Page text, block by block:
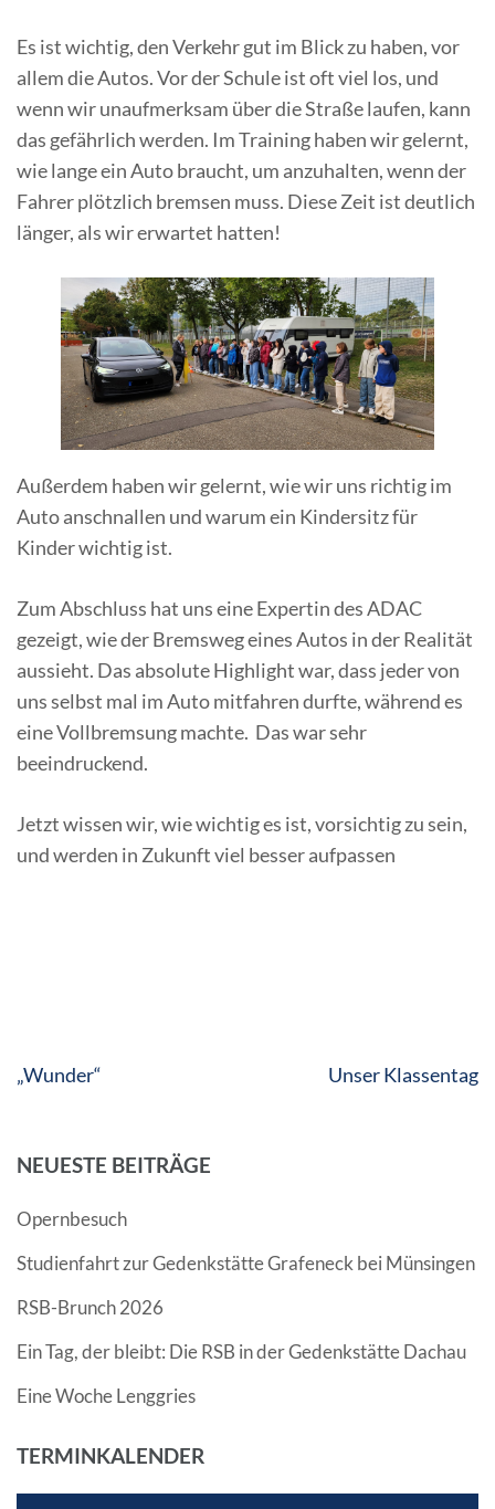
Es ist wichtig, den Verkehr gut im Blick zu haben, vor
allem die Autos. Vor der Schule ist oft viel los, und
wenn wir unaufmerksam über die Straße laufen, kann
das gefährlich werden. Im Training haben wir gelernt,
wie lange ein Auto braucht, um anzuhalten, wenn der
Fahrer plötzlich bremsen muss. Diese Zeit ist deutlich
länger, als wir erwartet hatten!
Außerdem haben wir gelernt, wie wir uns richtig im
Auto anschnallen und warum ein Kindersitz für
Kinder wichtig ist.
Zum Abschluss hat uns eine Expertin des ADAC
gezeigt, wie der Bremsweg eines Autos in der Realität
aussieht. Das absolute Highlight war, dass jeder von
uns selbst mal im Auto mitfahren durfte, während es
eine Vollbremsung machte. Das war sehr
beeindruckend.
Jetzt wissen wir, wie wichtig es ist, vorsichtig zu sein,
und werden in Zukunft viel besser aufpassen
Beitragsnavigation
„Wunder“ Unser Klassentag
NEUESTE BEITRÄGE
Opernbesuch
Studienfahrt zur Gedenkstätte Grafeneck bei Münsingen
RSB-Brunch 2026
Ein Tag, der bleibt: Die RSB in der Gedenkstätte Dachau
Eine Woche Lenggries
TERMINKALENDER